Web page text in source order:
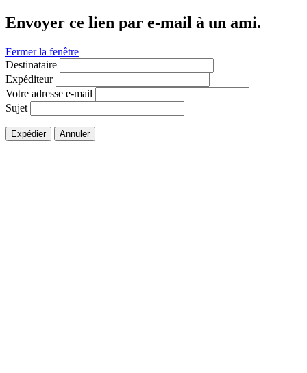
Envoyer ce lien par e-mail à un ami.
Fermer la fenêtre
Destinataire
Expéditeur
Votre adresse e-mail
Sujet
Expédier Annuler